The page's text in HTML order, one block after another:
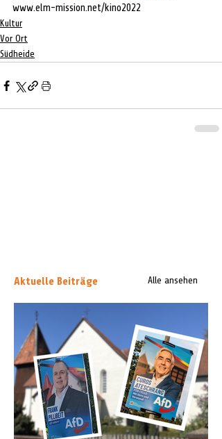
www.elm-mission.net/kino2022
Kultur
Vor Ort
Südheide
Aktuelle Beiträge Alle ansehen